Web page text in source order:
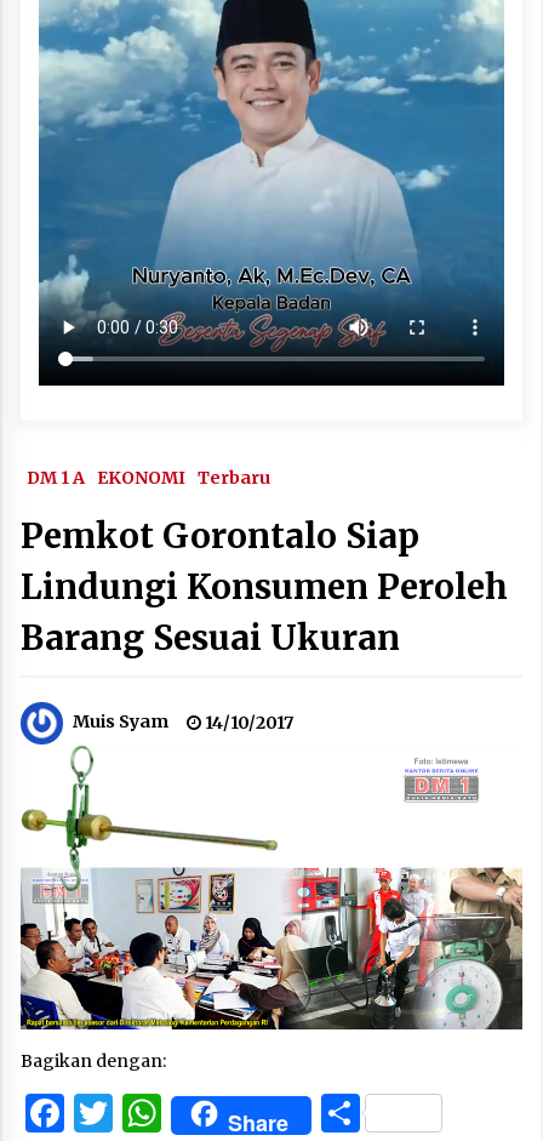
DM 1 A EKONOMI Terbaru
Pemkot Gorontalo Siap
Lindungi Konsumen Peroleh
Barang Sesuai Ukuran
Muis Syam 14/10/2017
Bagikan dengan:
Facebook
Twitter
WhatsApp
Share Share